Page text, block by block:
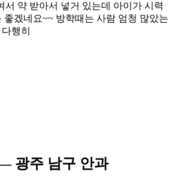
서 약 받아서 넣거 있는데 아이가 시력
좋겠네요~~ 방학때는 사람 엄청 많았는
행히
광주 남구 안과